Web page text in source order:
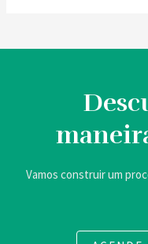
Vamos construir um